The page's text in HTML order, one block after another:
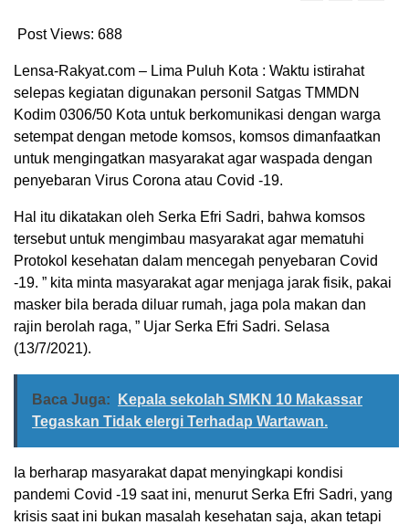
Post Views: 688
Lensa-Rakyat.com – Lima Puluh Kota : Waktu istirahat
selepas kegiatan digunakan personil Satgas TMMDN
Kodim 0306/50 Kota untuk berkomunikasi dengan warga
setempat dengan metode komsos, komsos dimanfaatkan
untuk mengingatkan masyarakat agar waspada dengan
penyebaran Virus Corona atau Covid -19.
Hal itu dikatakan oleh Serka Efri Sadri, bahwa komsos
tersebut untuk mengimbau masyarakat agar mematuhi
Protokol kesehatan dalam mencegah penyebaran Covid
-19. ” kita minta masyarakat agar menjaga jarak fisik, pakai
masker bila berada diluar rumah, jaga pola makan dan
rajin berolah raga, ” Ujar Serka Efri Sadri. Selasa
(13/7/2021).
Baca Juga:
Kepala sekolah SMKN 10 Makassar
Tegaskan Tidak elergi Terhadap Wartawan.
Ia berharap masyarakat dapat menyingkapi kondisi
pandemi Covid -19 saat ini, menurut Serka Efri Sadri, yang
krisis saat ini bukan masalah kesehatan saja, akan tetapi